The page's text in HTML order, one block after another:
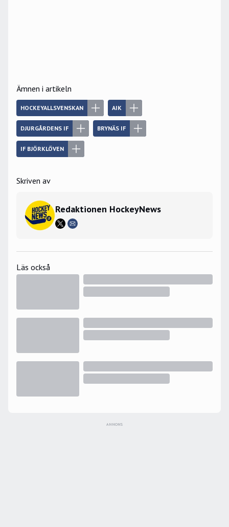
Ämnen i artikeln
HOCKEYALLSVENSKAN AIK
DJURGÅRDENS IF BRYNÄS IF
IF BJÖRKLÖVEN
Skriven av
Redaktionen HockeyNews
Läs också
ANNONS